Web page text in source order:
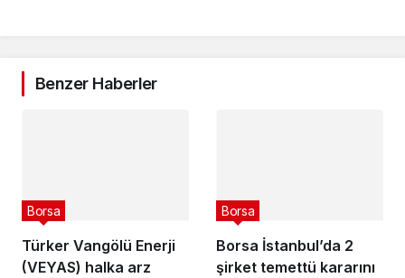
Benzer Haberler
Türker Vangölü Enerji
(VEYAS) halka arz
Borsa
Borsa İstanbul’da 2
şirket temettü kararını
Borsa